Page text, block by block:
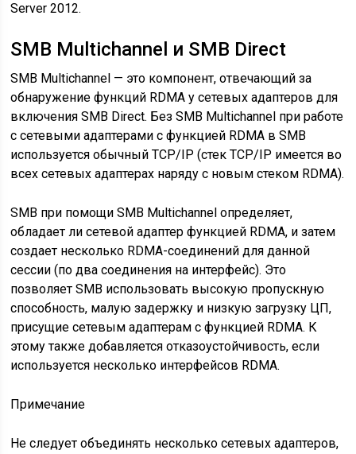
Server 2012.
SMB Multichannel и SMB Direct
SMB Multichannel — это компонент, отвечающий за
обнаружение функций RDMA у сетевых адаптеров для
включения SMB Direct. Без SMB Multichannel при работе
с сетевыми адаптерами с функцией RDMA в SMB
используется обычный TCP/IP (стек TCP/IP имеется во
всех сетевых адаптерах наряду с новым стеком RDMA).
SMB при помощи SMB Multichannel определяет,
обладает ли сетевой адаптер функцией RDMA, и затем
создает несколько RDMA-соединений для данной
сессии (по два соединения на интерфейс). Это
позволяет SMB использовать высокую пропускную
способность, малую задержку и низкую загрузку ЦП,
присущие сетевым адаптерам с функцией RDMA. К
этому также добавляется отказоустойчивость, если
используется несколько интерфейсов RDMA.
Примечание
Не следует объединять несколько сетевых адаптеров,